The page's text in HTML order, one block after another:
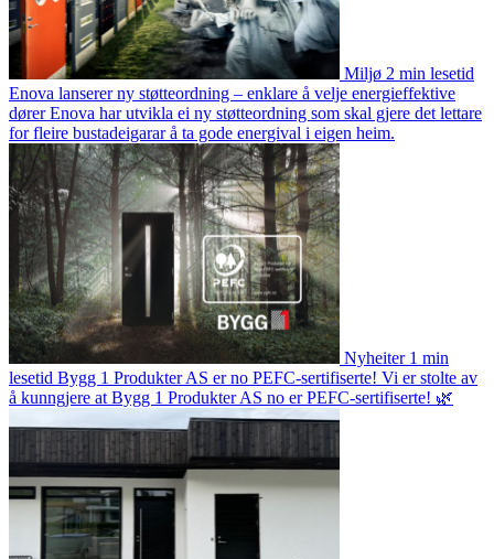
Miljø 2 min lesetid
Enova lanserer ny støtteordning – enklare å velje energieffektive
dørerEnova har utvikla ei ny støtteordning som skal gjere det lettare
for fleire bustadeigarar å ta gode energival i eigen heim.
Nyheiter 1 min
lesetid Bygg 1 Produkter AS er no PEFC-sertifiserte! Vi er stolte av
å kunngjere at Bygg 1 Produkter AS no er PEFC-sertifiserte! 🌿